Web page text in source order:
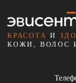
КРАСОТА И
КОЖИ, ВОЛОС